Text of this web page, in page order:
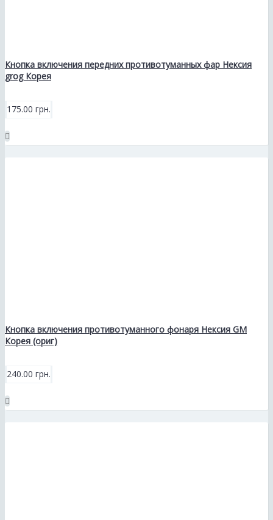
Кнопка включения передних противотуманных фар Нексия
grog Корея
175.00 грн.
Кнопка включения противотуманного фонаря Нексия GM
Корея (ориг)
240.00 грн.